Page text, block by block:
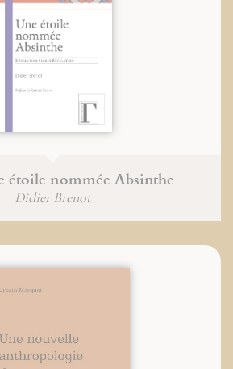
étoile nommée Absinthe
Didier Brenot